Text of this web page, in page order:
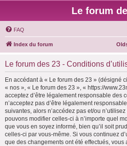
Le forum
FAQ
Index du forum
Le forum des 23 - Conditions
En accédant à « Le forum des 23 » (désigné
« nos », « Le forum des 23 », « https://
acceptez d’être légalement responsable des
n’acceptez pas d’être légalement
suivantes, alors n’accédez pas et/ou
pouvons modifier celles-ci à n’importe quel
que vous en soyez informé, bien qu’il soit
celles-ci par vous-même. Si vous continuez
que des changements ont été effectués, vous